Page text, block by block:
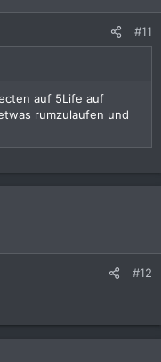
#11
auf 5Life auf
rumzulaufen und
#12